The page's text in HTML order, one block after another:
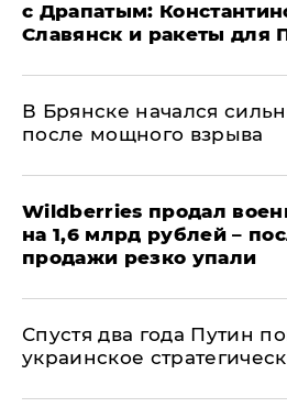
с Драпатым:
Славянск и ракеты для
В Брянске начался
после мощного взрыва
​Wildberries продал
на 1,6 млрд рублей –
продажи резко упали
Спустя два года Путин
украинское